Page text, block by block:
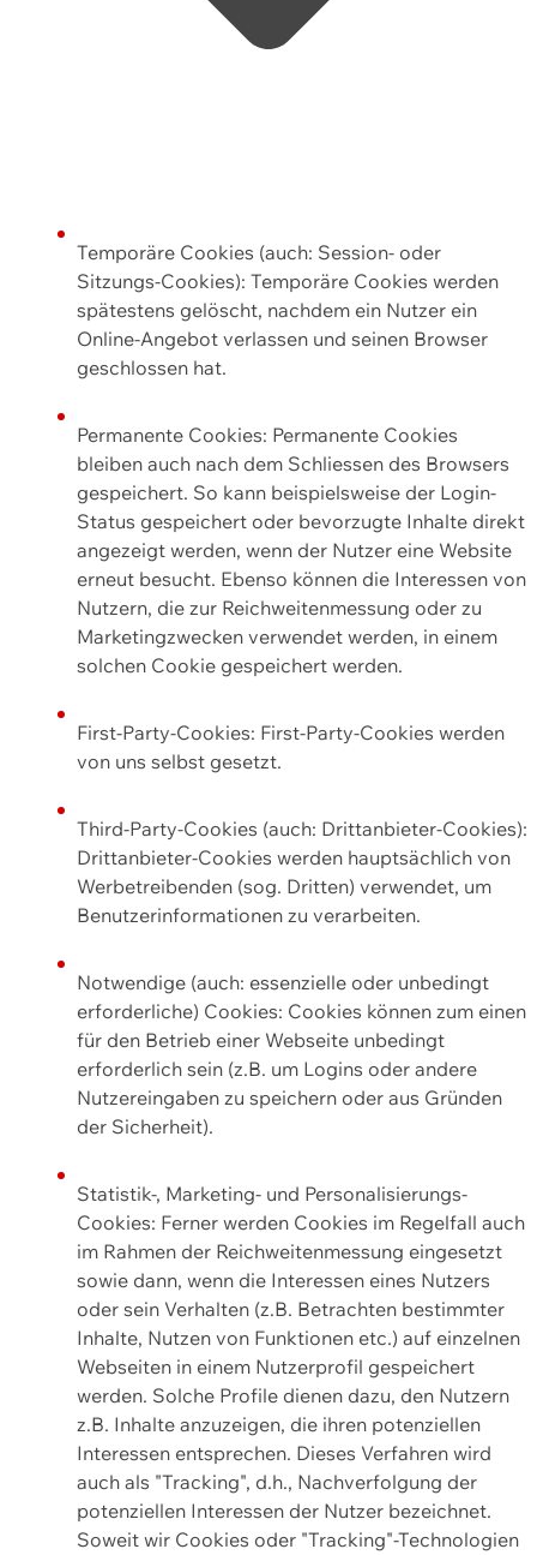
Temporäre Cookies (auch: Session- oder
Sitzungs-Cookies): Temporäre Cookies werden
spätestens gelöscht, nachdem ein Nutzer ein
Online-Angebot verlassen und seinen Browser
geschlossen hat.
Permanente Cookies: Permanente Cookies
bleiben auch nach dem Schliessen des Browsers
gespeichert. So kann beispielsweise der Login-
Status gespeichert oder bevorzugte Inhalte direkt
angezeigt werden, wenn der Nutzer eine Website
erneut besucht. Ebenso können die Interessen von
Nutzern, die zur Reichweitenmessung oder zu
Marketingzwecken verwendet werden, in einem
solchen Cookie gespeichert werden.
First-Party-Cookies: First-Party-Cookies werden
von uns selbst gesetzt.
Third-Party-Cookies (auch: Drittanbieter-Cookies):
Drittanbieter-Cookies werden hauptsächlich von
Werbetreibenden (sog. Dritten) verwendet, um
Benutzerinformationen zu verarbeiten.
Notwendige (auch: essenzielle oder unbedingt
erforderliche) Cookies: Cookies können zum einen
für den Betrieb einer Webseite unbedingt
erforderlich sein (z.B. um Logins oder andere
Nutzereingaben zu speichern oder aus Gründen
der Sicherheit).
Statistik-, Marketing- und Personalisierungs-
Cookies: Ferner werden Cookies im Regelfall auch
im Rahmen der Reichweitenmessung eingesetzt
sowie dann, wenn die Interessen eines Nutzers
oder sein Verhalten (z.B. Betrachten bestimmter
Inhalte, Nutzen von Funktionen etc.) auf einzelnen
Webseiten in einem Nutzerprofil gespeichert
werden. Solche Profile dienen dazu, den Nutzern
z.B. Inhalte anzuzeigen, die ihren potenziellen
Interessen entsprechen. Dieses Verfahren wird
auch als "Tracking", d.h., Nachverfolgung der
potenziellen Interessen der Nutzer bezeichnet.
Soweit wir Cookies oder "Tracking"-Technologien